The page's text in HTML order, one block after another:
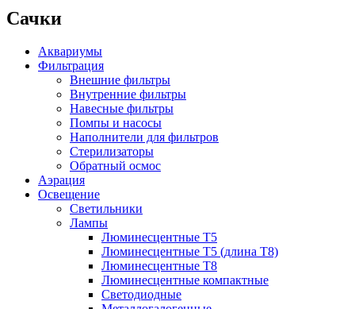
Сачки
Аквариумы
Фильтрация
Внешние фильтры
Внутренние фильтры
Навесные фильтры
Помпы и насосы
Наполнители для фильтров
Стерилизаторы
Обратный осмос
Аэрация
Освещение
Светильники
Лампы
Люминесцентные T5
Люминесцентные T5 (длина T8)
Люминесцентные T8
Люминесцентные компактные
Светодиодные